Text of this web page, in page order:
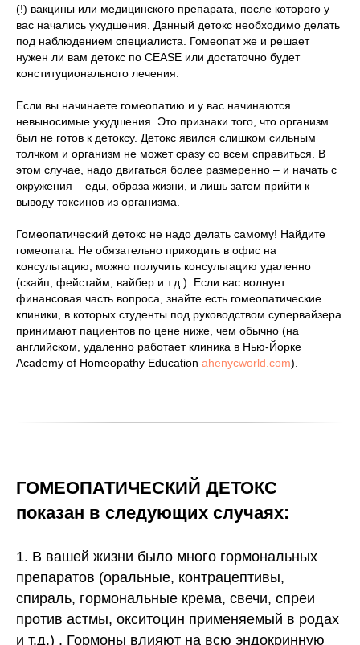
(!) вакцины или медицинского препарата, после которого у
вас начались ухудшения. Данный детокс необходимо делать
под наблюдением специалиста. Гомеопат же и решает
нужен ли вам детокс по CEASE или достаточно будет
конституционального лечения.
Если вы начинаете гомеопатию и у вас начинаются
невыносимые ухудшения. Это признаки того, что организм
был не готов к детоксу. Детокс явился слишком сильным
толчком и организм не может сразу со всем справиться. В
этом случае, надо двигаться более размеренно – и начать с
окружения – еды, образа жизни, и лишь затем прийти к
выводу токсинов из организма.
Гомеопатический детокс не надо делать самому! Найдите
гомеопата. Не обязательно приходить в офис на
консультацию, можно получить консультацию удаленно
(скайп, фейстайм, вайбер и т.д.). Если вас волнует
финансовая часть вопроса, знайте есть гомеопатические
клиники, в которых студенты под руководством супервайзера
принимают пациентов по цене ниже, чем обычно (на
английском, удаленно работает клиника в Нью-Йорке
Academy of Homeopathy Education ahenycworld.com).
ГОМЕОПАТИЧЕСКИЙ ДЕТОКС
показан в следующих случаях:
1. В вашей жизни было много гормональных
препаратов (оральные, контрацептивы,
спираль, гормональные крема, свечи, спреи
против астмы, окситоцин применяемый в родах
и т.д.) . Гормоны влияют на всю эндокринную